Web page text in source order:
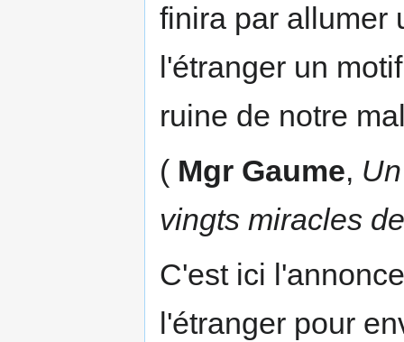
finira par allumer
l'étranger un
ruine de notre
( Mgr Gaume,
vingts miracles
C'est ici
l'étranger pour